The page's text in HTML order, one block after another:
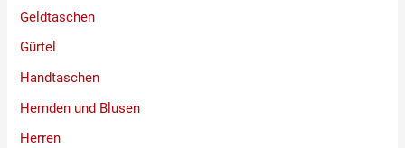
Geldtaschen
Gürtel
Handtaschen
Hemden und Blusen
Herren